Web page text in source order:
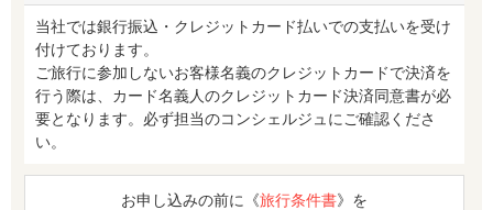
当社では銀行振込・クレジットカード払いでの支払いを受け
付けております。
ご旅行に参加しないお客様名義のクレジットカードで決済を
行う際は、カード名義人のクレジットカード決済同意書が必
要となります。必ず担当のコンシェルジュにご確認くださ
い。
お申し込みの前に《旅行条件書》を